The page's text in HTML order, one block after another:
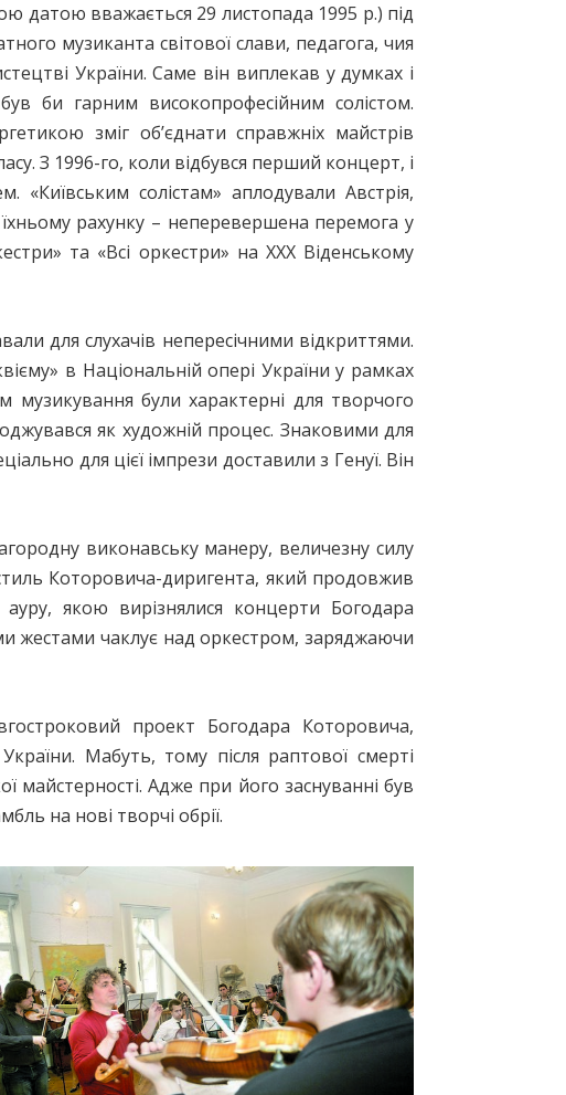
датою вважається 29 листопада 1995 р.) під
музиканта світової слави, педагога, чия
України. Саме він виплекав у думках і
би гарним високопрофесійним солістом.
зміг об’єднати справжніх майстрів
З 1996-го, коли відбувся перший концерт, і
солістам» аплодували Австрія,
рахунку – неперевершена перемога у
та «Всі оркестри» на ХХХ Віденському
для слухачів непересічними відкриттями.
в Національній опері України у рамках
були характерні для творчого
як художній процес. Знаковими для
для цієї імпрези доставили з Генуї. Він
виконавську манеру, величезну силу
Которовича-диригента, який продовжив
якою вирізнялися концерти Богодара
жестами чаклує над оркестром, заряджаючи
проект Богодара Которовича,
Мабуть, тому після раптової смерті
майстерності. Адже при його заснуванні був
на нові творчі обрії.